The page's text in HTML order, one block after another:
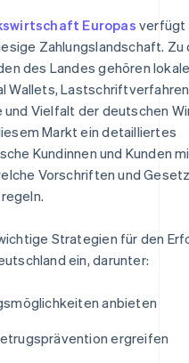
Europas verfügt
Zahlungslandschaft. Zu
des Landes gehören
Wallets,
und Vielfalt der deutschen
Markt ein detailliertes
Kundinnen und Kunden
Vorschriften und
Strategien für den
ein, darunter:
anbieten
ergreifen